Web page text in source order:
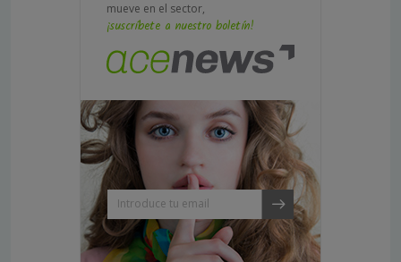
mueve en el sector,
¡suscríbete a nuestro boletín!